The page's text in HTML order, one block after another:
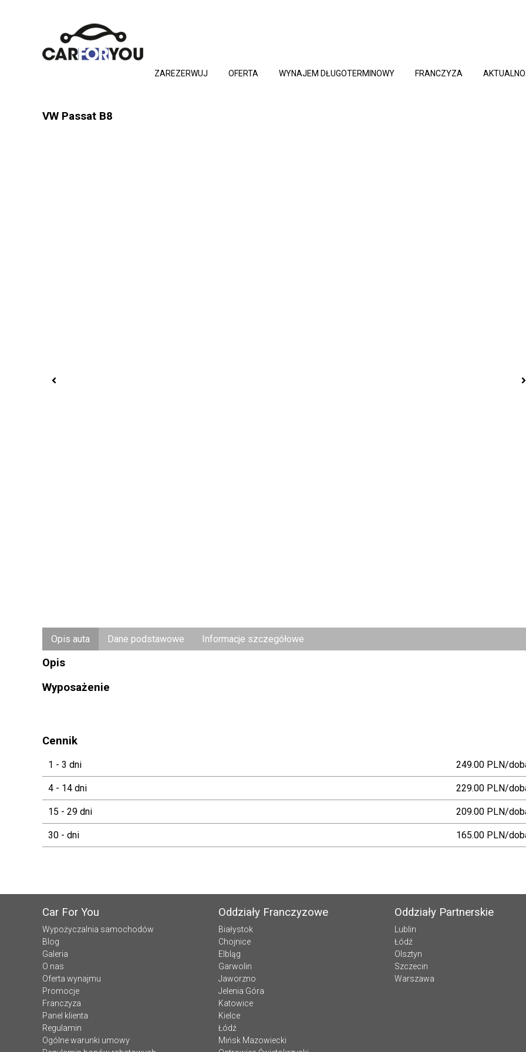
ZAREZERWUJ OFERTA WYNAJEM DŁUGOTERMINOWY FRANCZYZA
VW Passat B8
Opis auta Dane podstawowe Informacje szczegółowe
Opis
Wyposażenie
Cennik
1 - 3 dni 249.00 PLN/
4 - 14 dni 229.00 PLN/
15 - 29 dni 209.00 PLN/
30 - dni 165.00 PLN/
Car For You
Wypożyczalnia samochodów
Blog
Galeria
O nas
Oferta wynajmu
Promocje
Franczyza
Panel klienta
Regulamin
Ogólne warunki umowy
Oddziały Franczyzowe
Białystok
Chojnice
Elbląg
Garwolin
Jaworzno
Jelenia Góra
Katowice
Kielce
Łódź
Mińsk Mazowiecki
Oddziały Partnerskie
Lublin
Łódź
Olsztyn
Szczecin
Warszawa